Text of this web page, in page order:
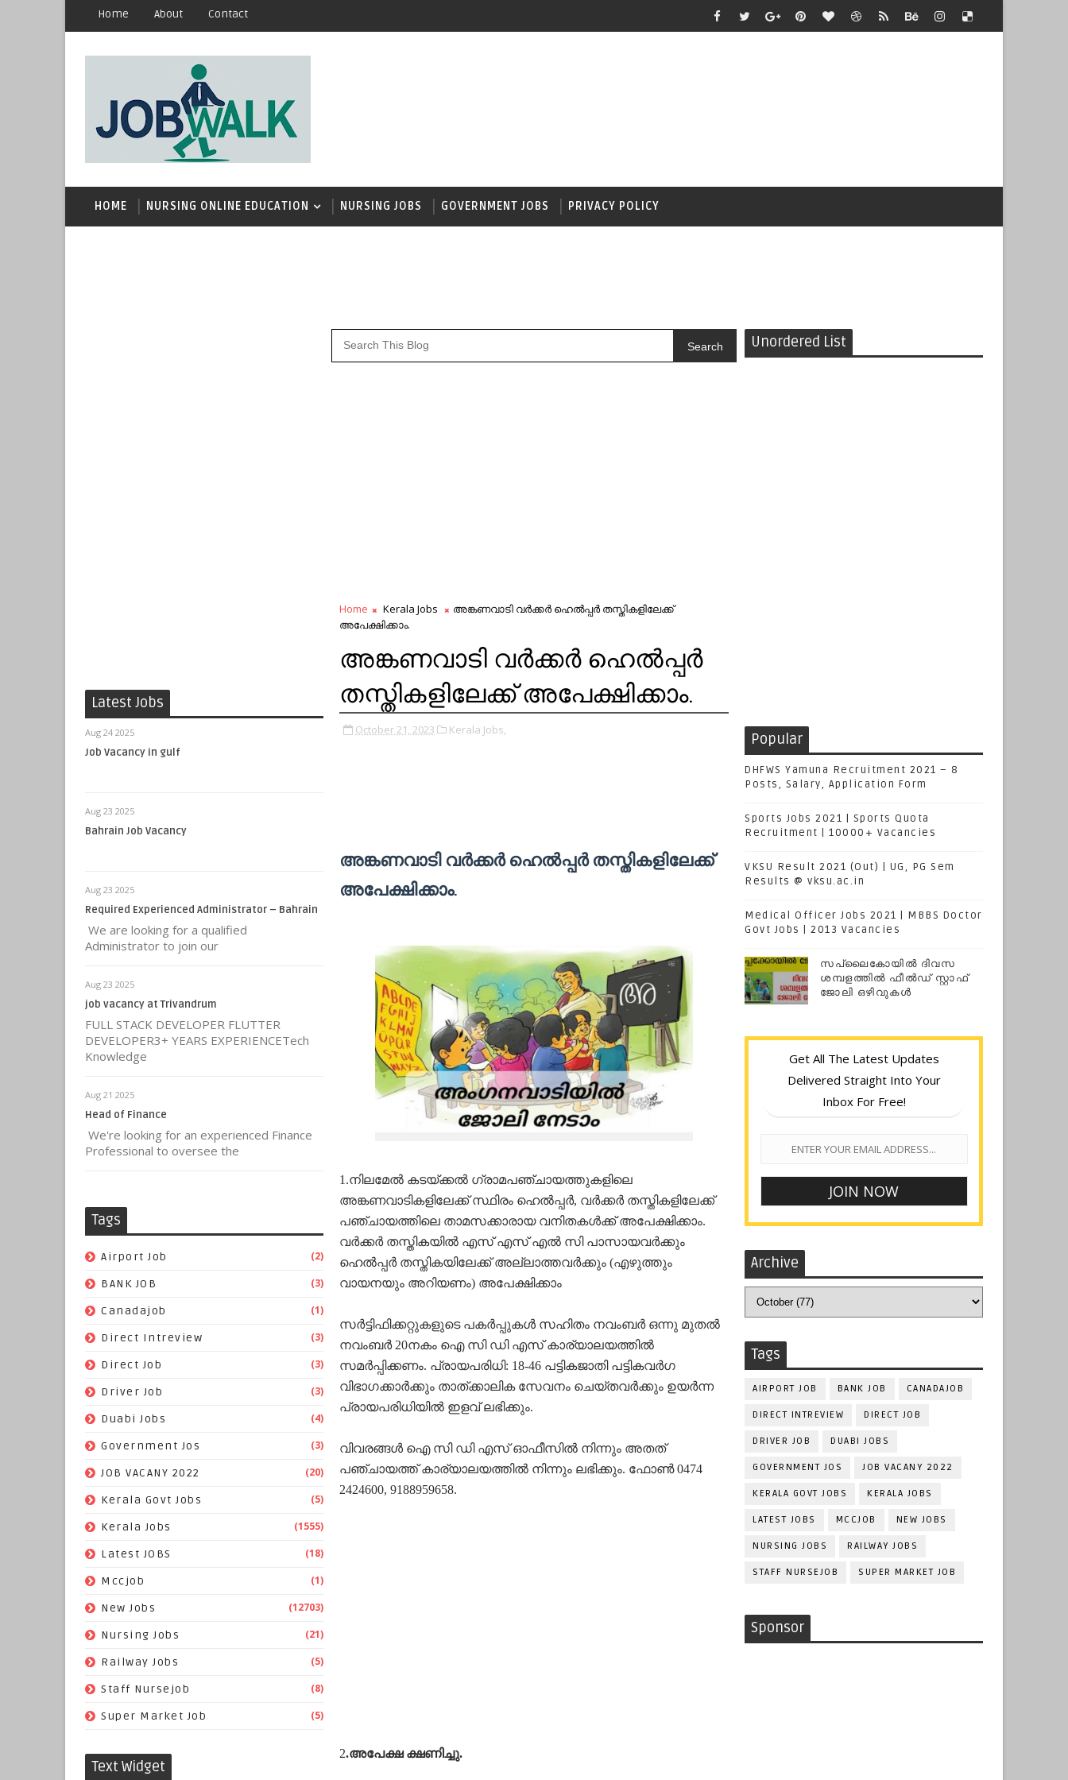
Home About Contact
HOME NURSING ONLINE EDUCATION NURSING JOBS GOVERNMENT JOBS PRIVACY POLICY
Latest Jobs
Aug 24 2025
Job Vacancy in gulf
Aug 23 2025
Bahrain Job Vacancy
Aug 23 2025
Required Experienced Administrator – Bahrain
We are looking for a qualified
Administrator to join our
Aug 23 2025
job vacancy at Trivandrum
FULL STACK DEVELOPER FLUTTER
DEVELOPER3+ YEARS EXPERIENCETech
Knowledge
Aug 21 2025
Head of Finance
We're looking for an experienced Finance
Professional to oversee the
Tags
Airport Job (2)
BANK JOB (3)
Canadajob (1)
Direct Intreview (3)
Direct Job (3)
Driver Job (3)
Duabi Jobs (4)
Government Jos (3)
JOB VACANY 2022 (20)
Kerala Govt Jobs (5)
Kerala Jobs (1555)
Latest JOBS (18)
Mccjob (1)
New Jobs (12703)
Nursing Jobs (21)
Railway Jobs (5)
Staff Nursejob (8)
Super Market Job (5)
Text Widget
Search
Home Kerala Jobs
അങ്കണവാടി വര്‍ക്കര്‍ ഹെല്‍പ്പര്‍ തസ്തികളിലേക്ക്
അപേക്ഷിക്കാം.
അങ്കണവാടി വര്‍ക്കര്‍ ഹെല്‍പ്പര്‍
തസ്തികളിലേക്ക് അപേക്ഷിക്കാം.
October 21, 2023 Kerala Jobs,
അങ്കണവാടി വര്‍ക്കര്‍ ഹെല്‍പ്പര്‍ തസ്തികളിലേക്ക്
അപേക്ഷിക്കാം.
1.നിലമേല്‍ കടയ്ക്കല്‍ ഗ്രാമപഞ്ചായത്തുകളിലെ
അങ്കണവാടികളിലേക്ക് സ്ഥിരം ഹെല്‍പ്പര്‍, വര്‍ക്കര്‍ തസ്തികളിലേക്ക്
പഞ്ചായത്തിലെ താമസക്കാരായ വനിതകള്‍ക്ക് അപേക്ഷിക്കാം.
വര്‍ക്കര്‍ തസ്തികയില്‍ എസ് എസ് എല്‍ സി പാസായവര്‍ക്കും
ഹെല്‍പ്പര്‍ തസ്തികയിലേക്ക് അല്ലാത്തവര്‍ക്കും (എഴുത്തും
വായനയും അറിയണം) അപേക്ഷിക്കാം
സര്‍ട്ടിഫിക്കറ്റുകളുടെ പകര്‍പ്പുകള്‍ സഹിതം നവംബര്‍ ഒന്നു മുതല്‍
നവംബര്‍ 20നകം ഐ സി ഡി എസ് കാര്യാലയത്തില്‍
സമര്‍പ്പിക്കണം. പ്രായപരിധി: 18-46 പട്ടികജാതി പട്ടികവര്‍ഗ
വിഭാഗക്കാര്‍ക്കും താത്ക്കാലിക സേവനം ചെയ്തവര്‍ക്കും ഉയര്‍ന്ന
പ്രായപരിധിയില്‍ ഇളവ് ലഭിക്കും.
വിവരങ്ങള്‍ ഐ സി ഡി എസ് ഓഫീസില്‍ നിന്നും അതത്
പഞ്ചായത്ത് കാര്യാലയത്തില്‍ നിന്നും ലഭിക്കും. ഫോണ്‍ 0474
2424600, 9188959658.
2.അപേക്ഷ ക്ഷണിച്ചു.
Unordered List
Popular
DHFWS Yamuna Recruitment 2021 – 8
Posts, Salary, Application Form
Sports Jobs 2021 | Sports Quota
Recruitment | 10000+ Vacancies
VKSU Result 2021 (Out) | UG, PG Sem
Results @ vksu.ac.in
Medical Officer Jobs 2021 | MBBS Doctor
Govt Jobs | 2013 Vacancies
സപ്ലൈകോയില്‍ ദിവസ
ശമ്പളത്തിൽ ഫീല്‍ഡ് സ്റ്റാഫ്
ജോലി ഒഴിവുകൾ
Get All The Latest Updates
Delivered Straight Into Your
Inbox For Free!
Archive
Tags
AIRPORT JOB BANK JOB CANADAJOB
DIRECT INTREVIEW DIRECT JOB
DRIVER JOB DUABI JOBS
GOVERNMENT JOS JOB VACANY 2022
KERALA GOVT JOBS KERALA JOBS
LATEST JOBS MCCJOB NEW JOBS
NURSING JOBS RAILWAY JOBS
STAFF NURSEJOB SUPER MARKET JOB
Sponsor